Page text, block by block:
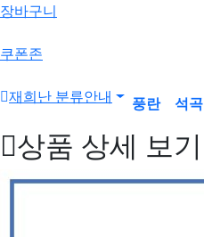
버
장바구니
쿠폰존
재희난 분류안내
풍란 석곡
상품 상세 보기